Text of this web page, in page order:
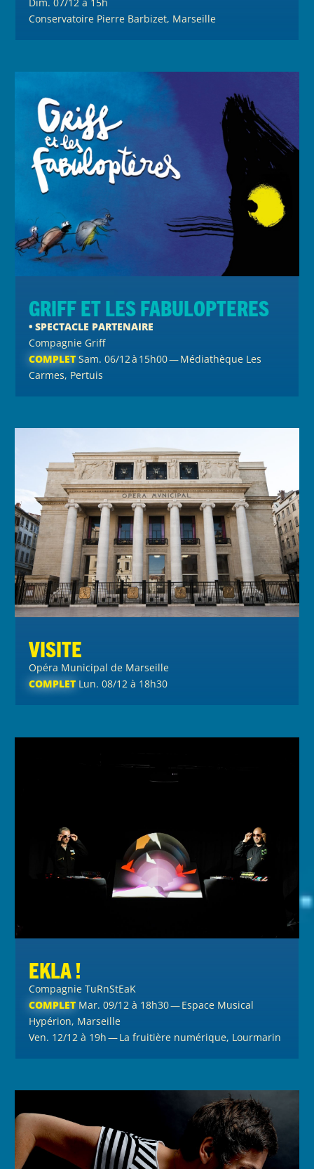
Conservatoire Pierre Barbizet, Marseille
Griff et les Fabulopteres
• SPECTACLE PARTENAIRE
Compagnie Griff
COMPLET Sam. 06/12 à 15h00 — Médiathèque Les
Carmes, Pertuis
Visite
Opéra Municipal de Marseille
COMPLET Lun. 08/12 à 18h30
EKLA !
Compagnie TuRnStEaK
COMPLET Mar. 09/12 à 18h30 — Espace Musical
Hypérion, Marseille
Ven. 12/12 à 19h — La fruitière numérique, Lourmarin